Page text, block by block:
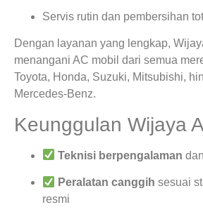
Servis rutin dan pembersihan
Dengan layanan yang lengkap,
menangani AC mobil dari semua
Toyota, Honda, Suzuki, Mitsubishi,
Mercedes-Benz.
Keunggulan Wijaya
Teknisi berpengalaman
Peralatan canggih sesuai
resmi